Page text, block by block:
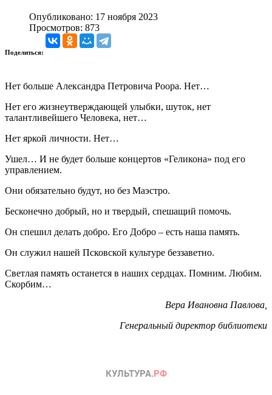
Опубликовано: 17 ноября 2023
Просмотров: 873
Поделиться:
Нет больше Александра Петровича Роора. Нет…
Нет его жизнеутверждающей улыбки, шуток, нет
талантливейшего Человека, нет…
Нет яркой личности. Нет…
Ушел… И не будет больше концертов «Геликона» под его
управлением.
Они обязательно будут, но без Маэстро.
Бесконечно добрый, но и твердый, спешащий помочь.
Он спешил делать добро. Его Добро – есть наша память.
Он служил нашей Псковской культуре беззаветно.
Светлая память останется в наших сердцах. Помним. Любим.
Скорбим…
Вера Ивановна Павлова,
Генеральный директор библиотеки